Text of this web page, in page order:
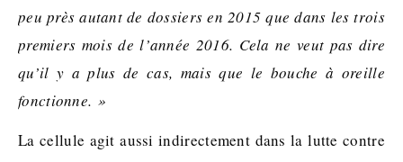
peu près autant de dossiers en 2015 que dans les trois
premiers mois de l’année 2016. Cela ne veut pas dire
qu’il y a plus de cas, mais que le bouche à oreille
fonctionne. »
La cellule agit aussi indirectement dans la lutte contre